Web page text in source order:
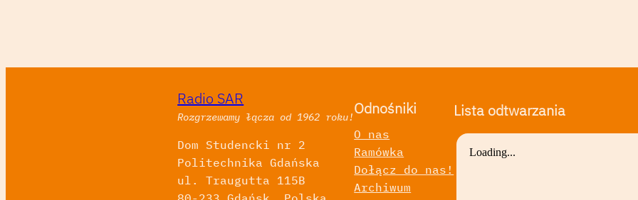
Radio SAR
Rozgrzewamy łącza od 1962 roku!
Dom Studencki nr 2
Politechnika Gdańska
ul. Traugutta 115B
Odnośniki
O nas
Ramówka
Dołącz do nas!
Archiwum
Lista odtwarzania